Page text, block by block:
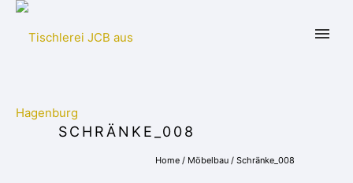
SCHRÄNKE_008
Home / Möbelbau / Schränke_008